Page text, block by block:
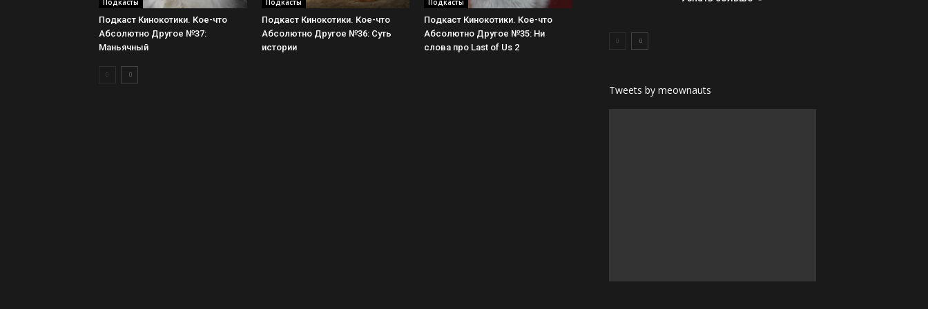
Подкасты
Подкаст Кинокотики. Кое-что
Абсолютно Другое №37:
Маньячный
Подкасты
Подкаст Кинокотики. Кое-что
Абсолютно Другое №36: Суть
истории
Подкасты
Подкаст Кинокотики. Кое-что
Абсолютно Другое №35: Ни
слова про Last of Us 2
Tweets by meownauts